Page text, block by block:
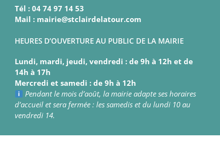
Tél : 04 74 97 14 53
Mail : mairie@stclairdelatour.com
HEURES D’OUVERTURE AU PUBLIC DE LA MAIRIE
Lundi, mardi, jeudi, vendredi : de 9h à 12h et de
14h à 17h
Mercredi et samedi : de 9h à 12h
Pendant le mois d’août, la mairie adapte ses horaires
d’accueil et sera fermée : les samedis et du lundi 10 au
vendredi 14.